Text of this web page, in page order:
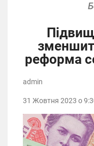
реформа
admin
31 Жовтня 2023 о